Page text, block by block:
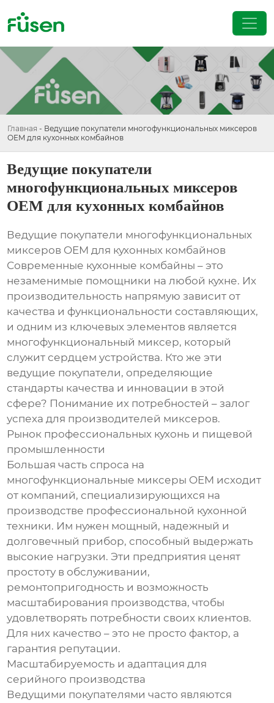
Главная - Ведущие покупатели многофункциональных миксеров
OEM для кухонных комбайнов
Ведущие покупатели
многофункциональных миксеров
OEM для кухонных комбайнов
Ведущие покупатели многофункциональных
миксеров OEM для кухонных комбайнов
Современные кухонные комбайны – это
незаменимые помощники на любой кухне. Их
производительность напрямую зависит от
качества и функциональности составляющих,
и одним из ключевых элементов является
многофункциональный миксер, который
служит сердцем устройства. Кто же эти
ведущие покупатели, определяющие
стандарты качества и инновации в этой
сфере? Понимание их потребностей – залог
успеха для производителей миксеров.
Рынок профессиональных кухонь и пищевой
промышленности
Большая часть спроса на
многофункциональные миксеры OEM исходит
от компаний, специализирующихся на
производстве профессиональной кухонной
техники. Им нужен мощный, надежный и
долговечный прибор, способный выдержать
высокие нагрузки. Эти предприятия ценят
простоту в обслуживании,
ремонтопригодность и возможность
масштабирования производства, чтобы
удовлетворять потребности своих клиентов.
Для них качество – это не просто фактор, а
гарантия репутации.
Масштабируемость и адаптация для
серийного производства
Ведущими покупателями часто являются